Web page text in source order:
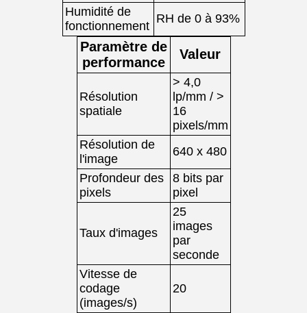
Humidité de
fonctionnement
RH de 0 à 93%
Paramètre de
performance
Valeur
Résolution
spatiale
> 4,0
lp/mm / >
16
pixels/mm
Résolution de
l'image
640 x 480
Profondeur des
pixels
8 bits par
pixel
Taux d'images
25
images
par
seconde
Vitesse de
codage
(images/s)
20